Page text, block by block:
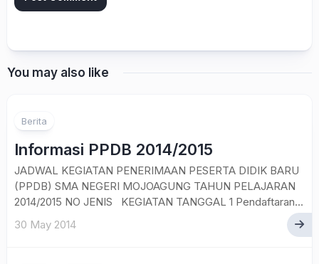
You may also like
Berita
Informasi PPDB 2014/2015
JADWAL KEGIATAN PENERIMAAN PESERTA DIDIK BARU
(PPDB) SMA NEGERI MOJOAGUNG TAHUN PELAJARAN
2014/2015 NO JENIS KEGIATAN TANGGAL 1 Pendaftaran...
30 May 2014